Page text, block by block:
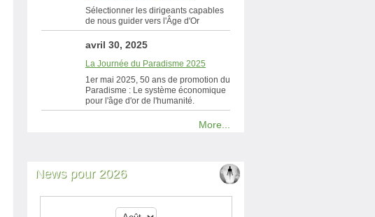
Sélectionner les dirigeants capables
de nous guider vers l'Âge d'Or
avril 30, 2025
La Journée du Paradisme 2025
1er mai 2025, 50 ans de promotion du
Paradisme : Le système économique
pour l'âge d'or de l'humanité.
More...
News pour 2026